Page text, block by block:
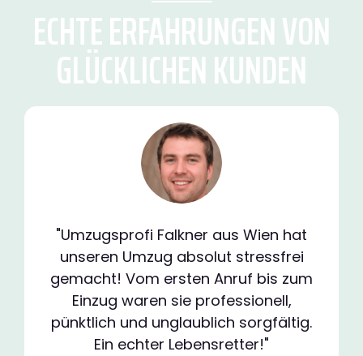
ECHTE ERFAHRUNGEN VON
GLÜCKLICHEN KUNDEN
"Umzugsprofi Falkner aus Wien hat
unseren Umzug absolut stressfrei
gemacht! Vom ersten Anruf bis zum
Einzug waren sie professionell,
pünktlich und unglaublich sorgfältig.
Ein echter Lebensretter!"